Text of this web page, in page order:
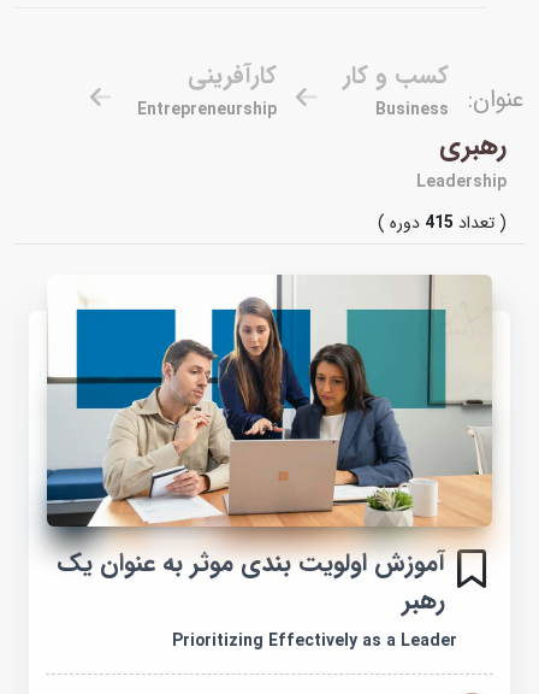
عنوان:
کسب و کار
Business
کارآفرینی
Entrepreneurship
رهبری
Leadership
( تعداد415دوره )
آموزش اولویت بندی موثر به عنوان یک
رهبر
Prioritizing Effectively as a Leader